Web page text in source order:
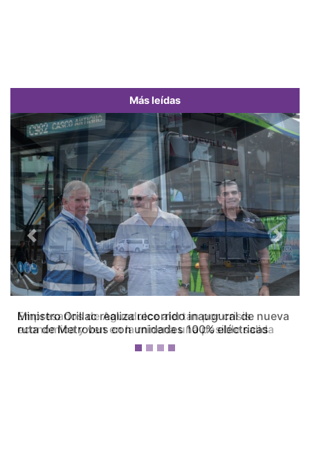
Más leídas
Empresarios de Aguadulce alertan por crisis
económica y ven en la minería una posible salida
Previous Next